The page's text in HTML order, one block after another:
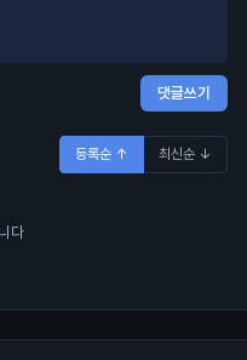
댓글쓰기
등록순 ↑ 최신순 ↓
다